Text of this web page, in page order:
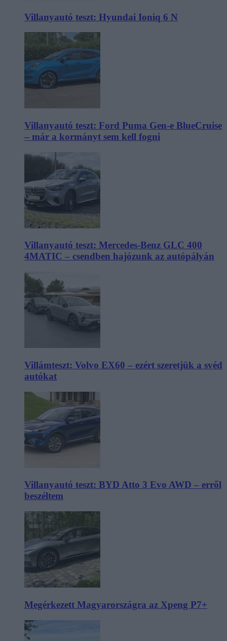
Villanyautó teszt: Hyundai Ioniq 6 N
Villanyautó teszt: Ford Puma Gen-e BlueCruise
– már a kormányt sem kell fogni
Villanyautó teszt: Mercedes-Benz GLC 400
4MATIC – csendben hajózunk az autópályán
Villámteszt: Volvo EX60 – ezért szeretjük a svéd
autókat
Villanyautó teszt: BYD Atto 3 Evo AWD – erről
beszéltem
Megérkezett Magyarországra az Xpeng P7+